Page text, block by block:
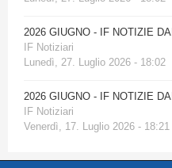
2026 GIUGNO - IF NOTIZIE
IF Notiziari
Lunedì, 27. Luglio 2026 - 18:02
2026 GIUGNO - IF NOTIZIE
IF Notiziari
Venerdì, 17. Luglio 2026 - 18:21